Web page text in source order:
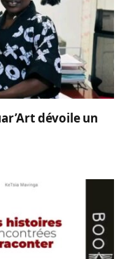
dévoile un